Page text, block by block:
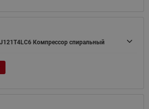
Компрессор спиральный